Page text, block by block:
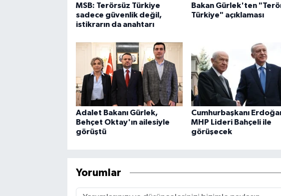
MSB: Terörsüz Türkiye
sadece güvenlik değil,
istikrarın da anahtarı
Bakan Gürlek'ten
Türkiye" açıklaması
Adalet Bakanı Gürlek,
Behçet Oktay'ın ailesiyle
görüştü
Cumhurbaşkanı
MHP Lideri Bahçeli ile
görüşecek
Yorumlar